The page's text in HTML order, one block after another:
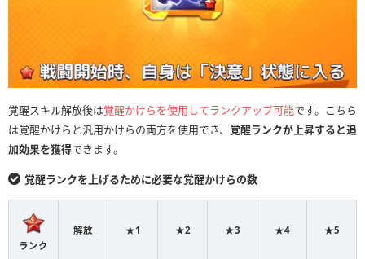
覚醒スキル解放後は覚醒かけらを使用してランクアップ可能です。こちら
は覚醒かけらと汎用かけらの両方を使用でき、 覚醒ランクが上昇すると追
加効果を獲得できます。
覚醒ランクを上げるために必要な覚醒かけらの数
ランク
解放 ★1 ★2 ★3 ★4 ★5